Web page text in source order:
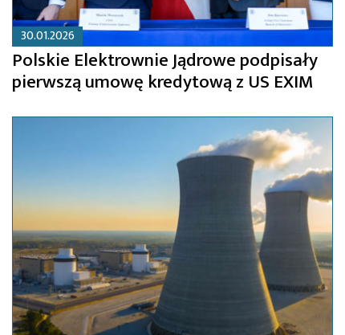
30.01.2026
Polskie Elektrownie Jądrowe podpisały
pierwszą umowę kredytową z US EXIM